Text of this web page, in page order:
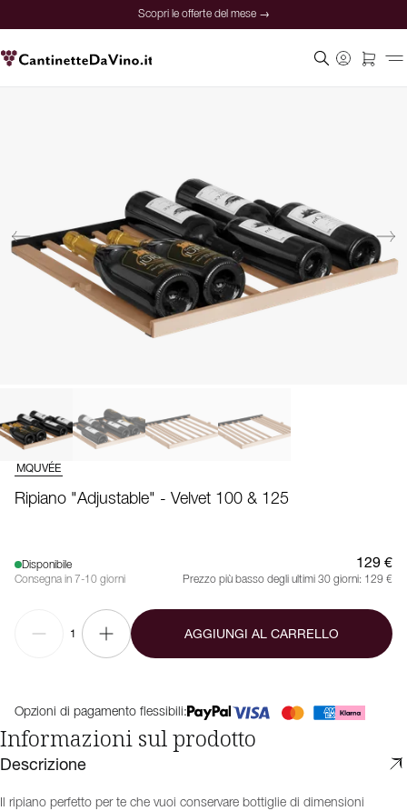
Scopri le offerte del mese →
MQUVÉE
Ripiano "Adjustable" - Velvet 100 & 125
Disponibile
Consegna in 7-10 giorni
129 €
Prezzo più basso degli ultimi 30 giorni: 129 €
1 AGGIUNGI AL CARRELLO
Opzioni di pagamento flessibili:
Informazioni sul prodotto
Descrizione
Il ripiano perfetto per te che vuoi conservare bottiglie di dimensioni